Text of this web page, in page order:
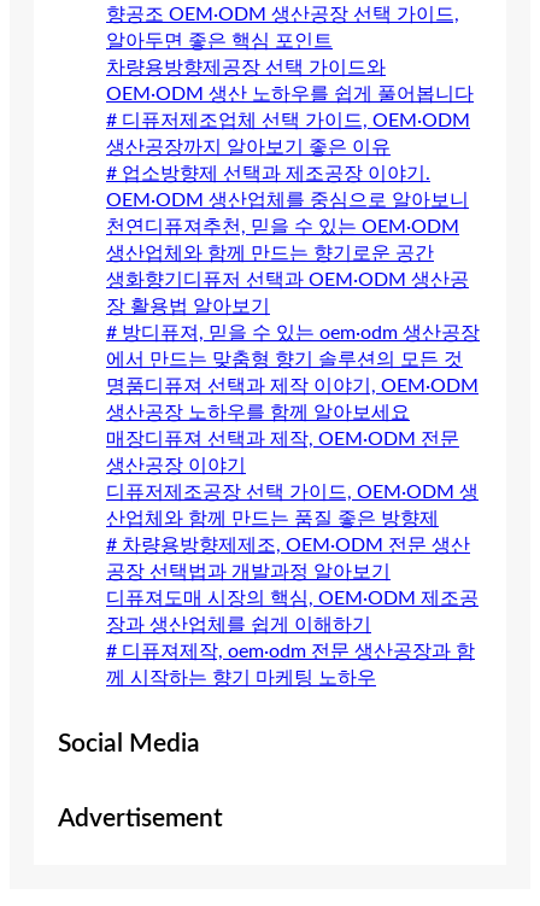
향공조 OEM·ODM 생산공장 선택 가이드,
알아두면 좋은 핵심 포인트
차량용방향제공장 선택 가이드와
OEM·ODM 생산 노하우를 쉽게 풀어봅니다
# 디퓨저제조업체 선택 가이드, OEM·ODM
생산공장까지 알아보기 좋은 이유
# 업소방향제 선택과 제조공장 이야기.
OEM·ODM 생산업체를 중심으로 알아보니
천연디퓨져추천, 믿을 수 있는 OEM·ODM
생산업체와 함께 만드는 향기로운 공간
생화향기디퓨저 선택과 OEM·ODM 생산공
장 활용법 알아보기
# 방디퓨져, 믿을 수 있는 oem·odm 생산공장
에서 만드는 맞춤형 향기 솔루션의 모든 것
명품디퓨져 선택과 제작 이야기, OEM·ODM
생산공장 노하우를 함께 알아보세요
매장디퓨져 선택과 제작, OEM·ODM 전문
생산공장 이야기
디퓨저제조공장 선택 가이드, OEM·ODM 생
산업체와 함께 만드는 품질 좋은 방향제
# 차량용방향제제조, OEM·ODM 전문 생산
공장 선택법과 개발과정 알아보기
디퓨져도매 시장의 핵심, OEM·ODM 제조공
장과 생산업체를 쉽게 이해하기
# 디퓨져제작, oem·odm 전문 생산공장과 함
께 시작하는 향기 마케팅 노하우
Social Media
Advertisement